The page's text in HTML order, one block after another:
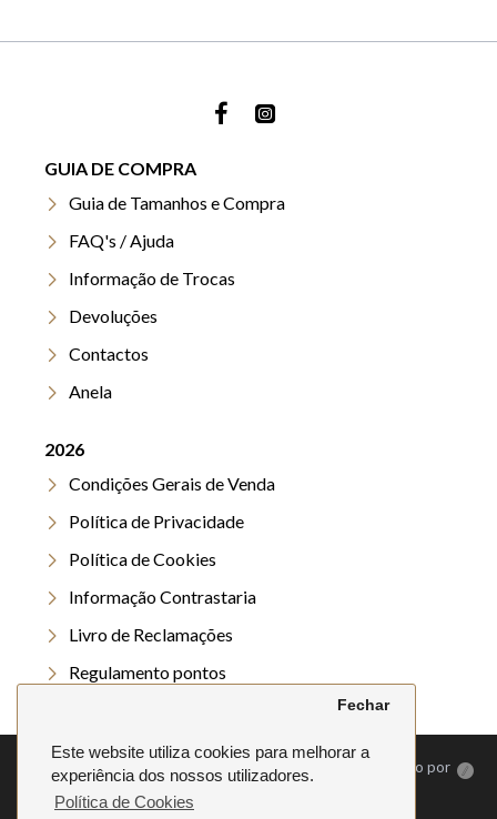
Este website utiliza cookies para melhorar a
experiência dos nossos utilizadores.
Política de Cookies
Fechar
GUIA DE COMPRA
Guia de Tamanhos e Compra
FAQ's / Ajuda
Informação de Trocas
Devoluções
Contactos
Anela
2026
Condições Gerais de Venda
Política de Privacidade
Política de Cookies
Informação Contrastaria
Livro de Reclamações
Regulamento pontos
2026. Anela | Todos os direitos reservados | Desenvolvido por